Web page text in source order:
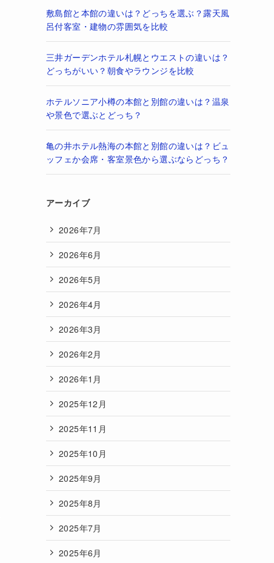
敷島館と本館の違いは？どっちを選ぶ？露天風
呂付客室・建物の雰囲気を比較
三井ガーデンホテル札幌とウエストの違いは？
どっちがいい？朝食やラウンジを比較
ホテルソニア小樽の本館と別館の違いは？温泉
や景色で選ぶとどっち？
亀の井ホテル熱海の本館と別館の違いは？ビュ
ッフェか会席・客室景色から選ぶならどっち？
アーカイブ
2026年7月
2026年6月
2026年5月
2026年4月
2026年3月
2026年2月
2026年1月
2025年12月
2025年11月
2025年10月
2025年9月
2025年8月
2025年7月
2025年6月